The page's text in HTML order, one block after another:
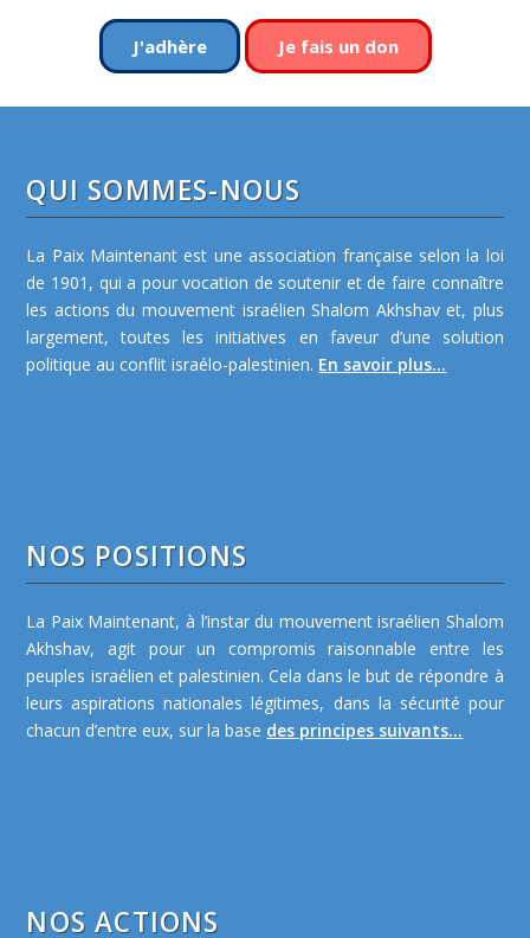
J'adhère Je fais un don
QUI SOMMES-NOUS
La Paix Maintenant est une association française selon la loi
de 1901, qui a pour vocation de soutenir et de faire connaître
les actions du mouvement israélien Shalom Akhshav et, plus
largement, toutes les initiatives en faveur d’une solution
politique au conflit israélo-palestinien. En savoir plus...
NOS POSITIONS
La Paix Maintenant, à l’instar du mouvement israélien Shalom
Akhshav, agit pour un compromis raisonnable entre les
peuples israélien et palestinien. Cela dans le but de répondre à
leurs aspirations nationales légitimes, dans la sécurité pour
chacun d’entre eux, sur la base des principes suivants...
NOS ACTIONS